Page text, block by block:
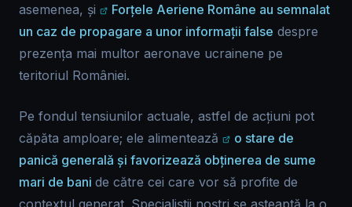
asemenea, și
Forțele Aeriene Române au semnalat
un caz de propagare a unor informații false despre
prezența mai multor aeronave ucrainene pe
teritoriul României.
Pe fondul tensiunilor actuale, astfel de acțiuni pot
căpăta amploare; ele alimentează
o stare de
panică generală și favorizează obținerea de sume
mari de bani de către cei care vor să profite de